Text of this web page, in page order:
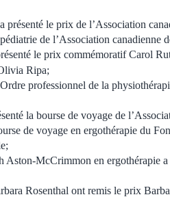
présenté le prix de l’Association
de l’Association canadienne
le prix commémoratif Carol
Ripa;
professionnel de la
la bourse de voyage de
de voyage en ergothérapie du
McCrimmon en ergothérapie
Rosenthal ont remis le prix